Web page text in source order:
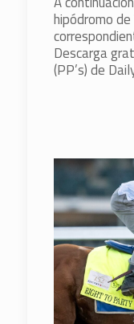
hipódromo
Descarga
(PP’s) de